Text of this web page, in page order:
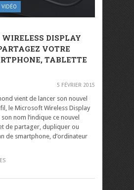
DISPLAY
VOTRE
TABLETTE
5 FÉVRIER 2015
vient de lancer son nouvel
le Microsoft Wireless Display
nom l’indique ce nouvel
de partager, dupliquer ou
de smartphone, d’ordinateur